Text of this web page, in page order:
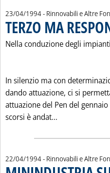
23/04/1994- Rinnovabili e Altre
TERZO MA
Nella conduzione degli
In silenzio ma con
dando attuazione, ci si
attuazione del Pen del
scorsi è andat...
22/04/1994- Rinnovabili e Altre